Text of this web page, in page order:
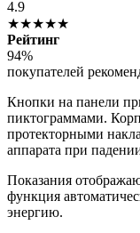
4.9
★★★★★
Рейтинг
94%
покупателей
Кнопки на панели
пиктограммами.
протекторными
аппарата при
Показания
функция
энергию.